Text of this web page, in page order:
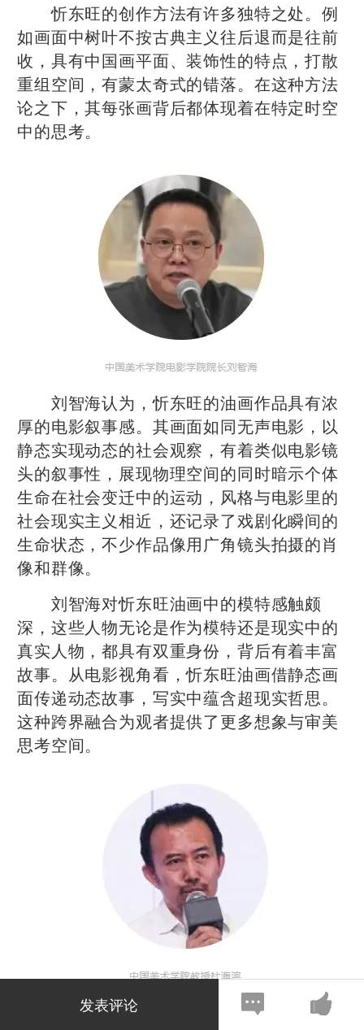
忻东旺的创作方法有许多独特之处。例
如画面中树叶不按古典主义往后退而是往前
收，具有中国画平面、装饰性的特点，打散
重组空间，有蒙太奇式的错落。在这种方法
论之下，其每张画背后都体现着在特定时空
中的思考。
刘智海认为，忻东旺的油画作品具有浓
厚的电影叙事感。其画面如同无声电影，以
静态实现动态的社会观察，有着类似电影镜
头的叙事性，展现物理空间的同时暗示个体
生命在社会变迁中的运动，风格与电影里的
社会现实主义相近，还记录了戏剧化瞬间的
生命状态，不少作品像用广角镜头拍摄的肖
像和群像。
刘智海对忻东旺油画中的模特感触颇
深，这些人物无论是作为模特还是现实中的
真实人物，都具有双重身份，背后有着丰富
故事。从电影视角看，忻东旺油画借静态画
面传递动态故事，写实中蕴含超现实哲思。
这种跨界融合为观者提供了更多想象与审美
思考空间。
杜海滨表示，身为纪录片导演，进入展
发表评论